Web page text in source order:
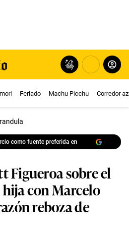
Feriado Machu Picchu Corredor
como fuente preferida en
Figueroa sobre el
con Marcelo
reboza de